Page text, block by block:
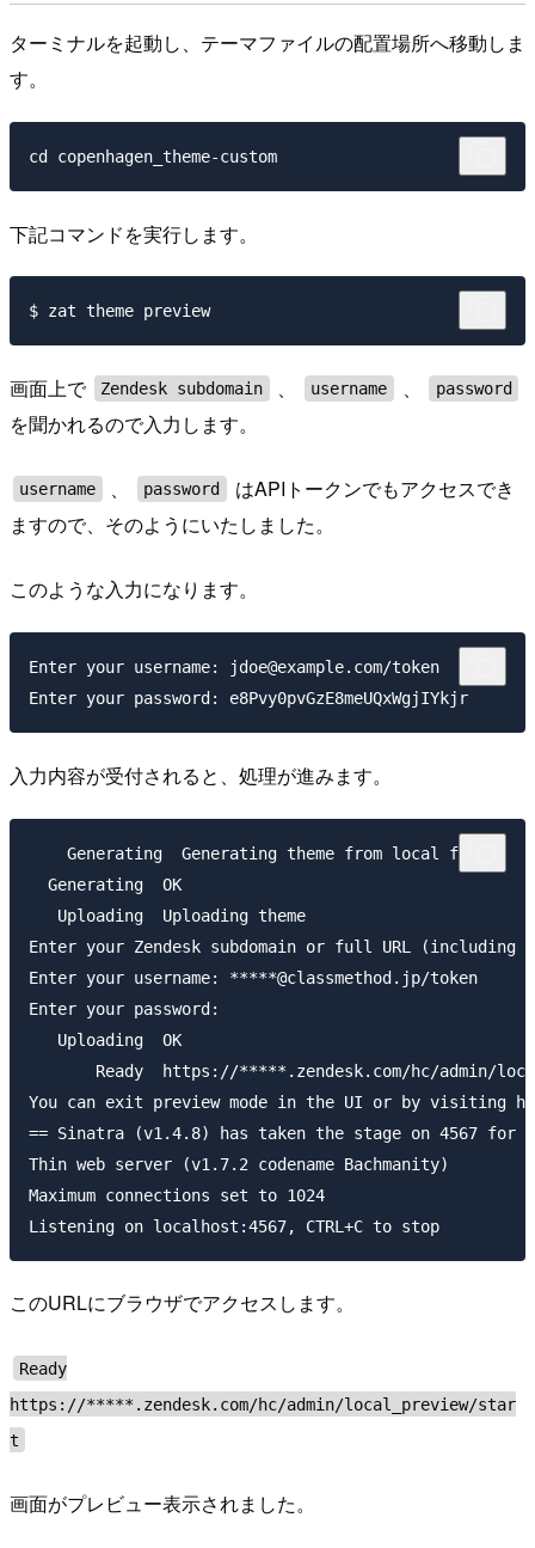
ターミナルを起動し、テーマファイルの配置場所へ移動しま
す。
下記コマンドを実行します。
画面上で Zendesk subdomain 、 username 、 password
を聞かれるので入力します。
username 、 password
はAPIトークンでもアクセスでき
ますので、そのようにいたしました。
このような入力になります。
Enter your username: jdoe@example.com/token
入力内容が受付されると、処理が進みます。
    Generating  Generating theme from local files
  Generating  OK
   Uploading  Uploading theme
Enter your Zendesk subdomain or full URL
Enter your username: *****@classmethod.jp/token
Enter your password:
   Uploading  OK
Ready  https://*****.zendesk.com/hc/admin/
You can exit preview mode in the UI or by visiting
== Sinatra (v1.4.8) has taken the stage on 4567 for
Thin web server (v1.7.2 codename Bachmanity)
Maximum connections set to 1024
このURLにブラウザでアクセスします。
Ready
https://*****.zendesk.com/hc/admin/local_preview/star
t
画面がプレビュー表示されました。